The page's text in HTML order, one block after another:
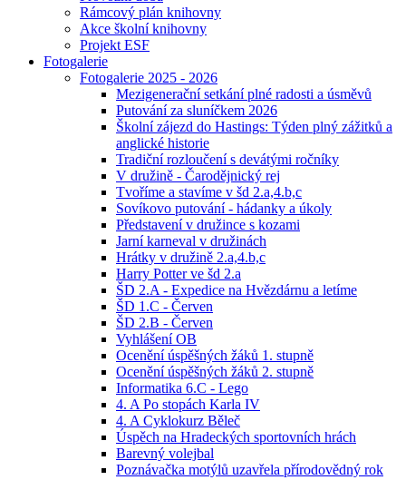
Rámcový plán knihovny
Akce školní knihovny
Projekt ESF
Fotogalerie
Fotogalerie 2025 - 2026
Mezigenerační setkání plné radosti a úsměvů
Putování za sluníčkem 2026
Školní zájezd do Hastings: Týden plný zážitků a
anglické historie
Tradiční rozloučení s devátými ročníky
V družině - Čarodějnický rej
Tvoříme a stavíme v šd 2.a,4.b,c
Sovíkovo putování - hádanky a úkoly
Představení v družince s kozami
Jarní karneval v družinách
Hrátky v družině 2.a,4.b,c
Harry Potter ve šd 2.a
ŠD 2.A - Expedice na Hvězdárnu a letíme
ŠD 1.C - Červen
ŠD 2.B - Červen
Vyhlášení OB
Ocenění úspěšných žáků 1. stupně
Ocenění úspěšných žáků 2. stupně
Informatika 6.C - Lego
4. A Po stopách Karla IV
4. A Cyklokurz Běleč
Úspěch na Hradeckých sportovních hrách
Barevný volejbal
Poznávačka motýlů uzavřela přírodovědný rok